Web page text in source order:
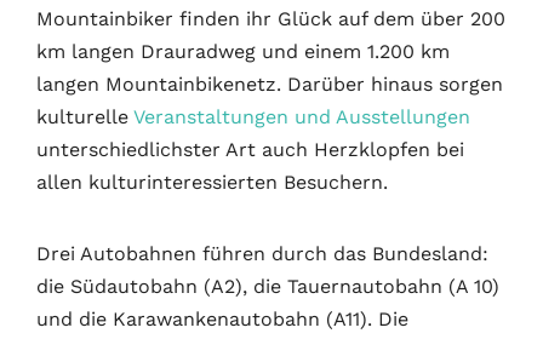
Mountainbiker finden ihr Glück auf dem über 200
km langen Drauradweg und einem 1.200 km
langen Mountainbikenetz. Darüber hinaus sorgen
kulturelle Veranstaltungen und Ausstellungen
unterschiedlichster Art auch Herzklopfen bei
allen kulturinteressierten Besuchern.
Drei Autobahnen führen durch das Bundesland:
die Südautobahn (A2), die Tauernautobahn (A 10)
und die Karawankenautobahn (A11). Die